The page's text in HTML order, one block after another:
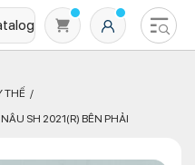
THẾ
SH 2021(R) BÊN PHẢI